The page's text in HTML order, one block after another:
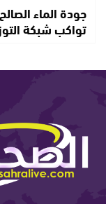
جودة الماء
تواكب شبكة